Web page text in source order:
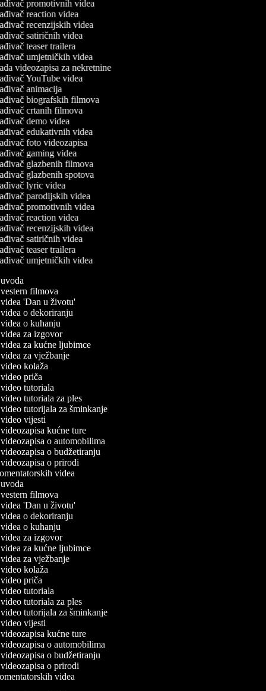
promotivnih videa
reaction videa
recenzijskih videa
satiričnih videa
teaser trailera
umjetničkih videa
videozapisa za nekretnine
YouTube videa
animacija
biografskih filmova
crtanih filmova
demo videa
edukativnih videa
foto videozapisa
gaming videa
glazbenih filmova
glazbenih spotova
lyric videa
parodijskih videa
promotivnih videa
reaction videa
recenzijskih videa
satiričnih videa
teaser trailera
umjetničkih videa
vestern filmova
videa 'Dan u životu'
videa o dekoriranju
videa o kuhanju
videa za izgovor
videa za kućne ljubimce
videa za vježbanje
video kolaža
video priča
video tutoriala
video tutoriala za ples
video tutorijala za šminkanje
video vijesti
videozapisa kućne ture
videozapisa o automobilima
videozapisa o budžetiranju
videozapisa o prirodi
videa
vestern filmova
videa 'Dan u životu'
videa o dekoriranju
videa o kuhanju
videa za izgovor
videa za kućne ljubimce
videa za vježbanje
video kolaža
video priča
video tutoriala
video tutoriala za ples
video tutorijala za šminkanje
video vijesti
videozapisa kućne ture
videozapisa o automobilima
videozapisa o budžetiranju
videozapisa o prirodi
videa